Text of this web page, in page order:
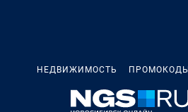
НЕДВИЖИМОСТЬ ПРОМОКОДЫ